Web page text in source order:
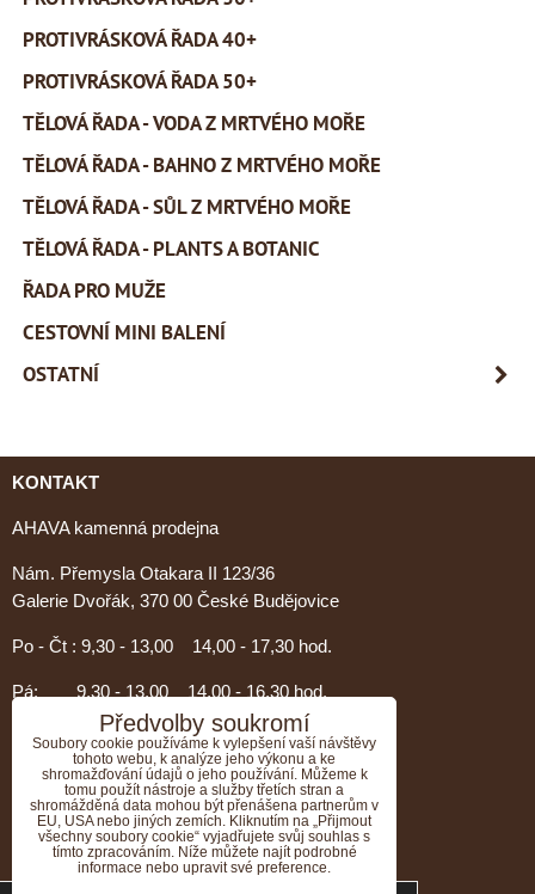
PROTIVRÁSKOVÁ ŘADA 40+
PROTIVRÁSKOVÁ ŘADA 50+
TĚLOVÁ ŘADA - VODA Z MRTVÉHO MOŘE
TĚLOVÁ ŘADA - BAHNO Z MRTVÉHO MOŘE
TĚLOVÁ ŘADA - SŮL Z MRTVÉHO MOŘE
TĚLOVÁ ŘADA - PLANTS A BOTANIC
ŘADA PRO MUŽE
CESTOVNÍ MINI BALENÍ
OSTATNÍ
KONTAKT
AHAVA kamenná prodejna
Nám. Přemysla Otakara II 123/36
Galerie Dvořák, 370 00 České Budějovice
Po - Čt : 9,30 - 13,00 14,00 - 17,30 hod.
Pá: 9,30 - 13,00 14,00 - 16,30 hod.
PORADENSTVÍ AHAVA
Nevíte si rady s výběrem?
Zavolejte nám, rádi Vám poradíme.....
Tel:774 376 804
Předvolby soukromí
Soubory cookie používáme k vylepšení vaší návštěvy
tohoto webu, k analýze jeho výkonu a ke
shromažďování údajů o jeho používání. Můžeme k
tomu použít nástroje a služby třetích stran a
shromážděná data mohou být přenášena partnerům v
EU, USA nebo jiných zemích. Kliknutím na „Přijmout
všechny soubory cookie“ vyjadřujete svůj souhlas s
tímto zpracováním. Níže můžete najít podrobné
informace nebo upravit své preference.